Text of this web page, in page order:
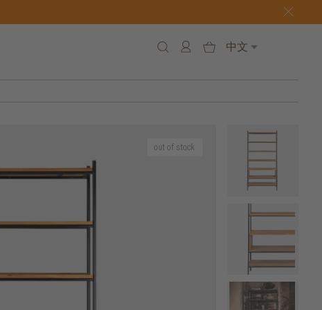
中文
out of stock